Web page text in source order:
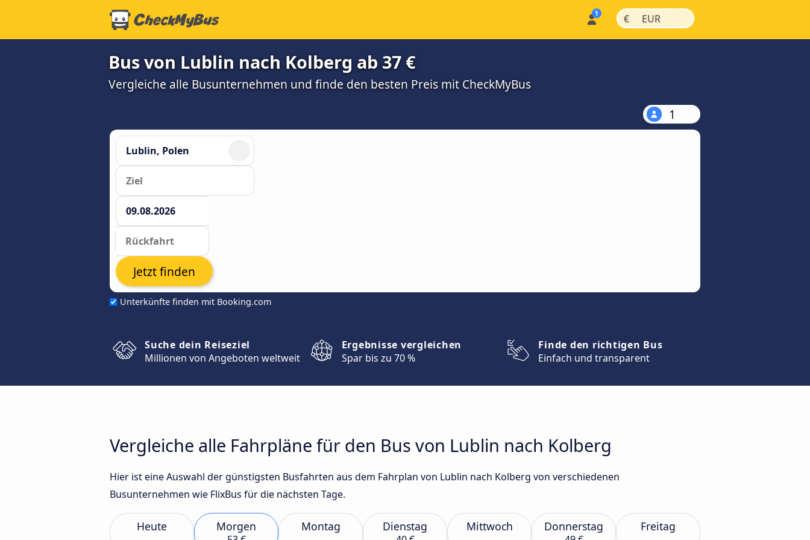
€ | EUR |
Bus von Lublin nach Kolberg ab 37 €
Vergleiche alle Busunternehmen und finde den besten Preis mit CheckMyBus
1
Unterkünfte finden mit Booking.com
Jetzt finden
Suche dein Reiseziel
Millionen von Angeboten weltweit
Ergebnisse vergleichen
Spar bis zu 70 %
Finde den richtigen Bus
Einfach und transparent
Vergleiche alle Fahrpläne für den Bus von Lublin nach Kolberg
Hier ist eine Auswahl der günstigsten Busfahrten aus dem Fahrplan von Lublin nach Kolberg von verschiedenen
Busunternehmen wie FlixBus für die nächsten Tage.
Heute Morgen Montag Dienstag Mittwoch Donnerstag Freitag